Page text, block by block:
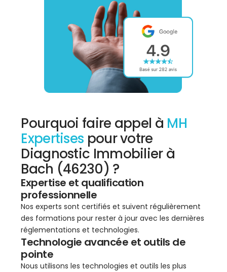
Pourquoi faire appel à MH
Expertises pour votre
Diagnostic Immobilier à
Bach (46230) ?
Expertise et qualification
professionnelle
Nos experts sont certifiés et suivent régulièrement
des formations pour rester à jour avec les dernières
réglementations et technologies.
Technologie avancée et outils de
pointe
Nous utilisons les technologies et outils les plus